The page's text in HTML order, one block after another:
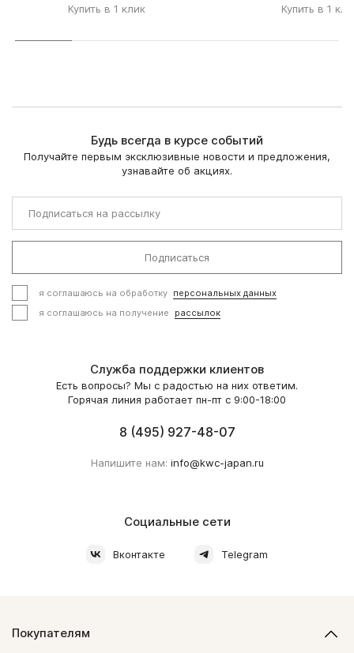
Купить в 1 клик Купить в 1
Будь всегда в курсе событий
Получайте первым эксклюзивные новости и предложения,
узнавайте об акциях.
Подписаться
я соглашаюсь на обработку персональных данных
я соглашаюсь на получение
рассылок
Служба поддержки клиентов
Есть вопросы? Мы с радостью на них ответим.
Горячая линия работает пн-пт с 9:00-18:00
8 (495) 927-48-07
Напишите нам: info@kwc-japan.ru
Социальные сети
Вконтакте Telegram
Покупателям